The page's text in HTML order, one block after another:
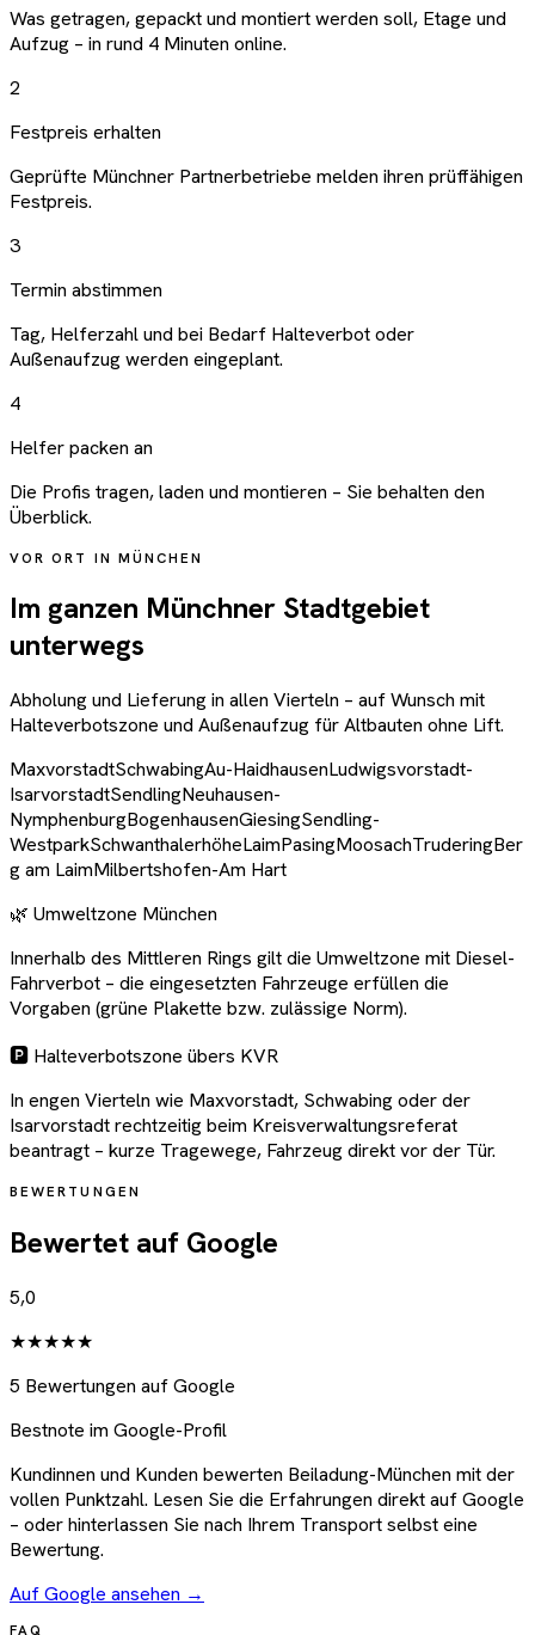
Was getragen, gepackt und montiert werden soll, Etage und
Aufzug – in rund 4 Minuten online.
2
Festpreis erhalten
Geprüfte Münchner Partnerbetriebe melden ihren prüffähigen
Festpreis.
3
Termin abstimmen
Tag, Helferzahl und bei Bedarf Halteverbot oder
Außenaufzug werden eingeplant.
4
Helfer packen an
Die Profis tragen, laden und montieren – Sie behalten den
Überblick.
VOR ORT IN MÜNCHEN
Im ganzen Münchner Stadtgebiet
unterwegs
Abholung und Lieferung in allen Vierteln – auf Wunsch mit
Halteverbotszone und Außenaufzug für Altbauten ohne Lift.
MaxvorstadtSchwabingAu-HaidhausenLudwigsvorstadt-
IsarvorstadtSendlingNeuhausen-
NymphenburgBogenhausenGiesingSendling-
WestparkSchwanthalerhöheLaimPasingMoosachTruderingBer
g am LaimMilbertshofen-Am Hart
🌿 Umweltzone München
Innerhalb des Mittleren Rings gilt die Umweltzone mit Diesel-
Fahrverbot – die eingesetzten Fahrzeuge erfüllen die
Vorgaben (grüne Plakette bzw. zulässige Norm).
🅿️ Halteverbotszone übers KVR
In engen Vierteln wie Maxvorstadt, Schwabing oder der
Isarvorstadt rechtzeitig beim Kreisverwaltungsreferat
beantragt – kurze Tragewege, Fahrzeug direkt vor der Tür.
BEWERTUNGEN
Bewertet auf Google
5,0
★★★★★
5 Bewertungen auf Google
Bestnote im Google-Profil
Kundinnen und Kunden bewerten Beiladung-München mit der
vollen Punktzahl. Lesen Sie die Erfahrungen direkt auf Google
– oder hinterlassen Sie nach Ihrem Transport selbst eine
Bewertung.
Auf Google ansehen →
FAQ